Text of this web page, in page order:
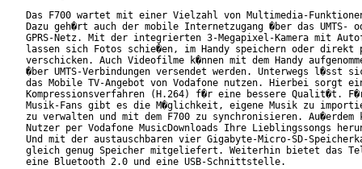
Das F700 wartet mit einer Vielzahl von Multimedia-
Dazu geh�rt auch der mobile Internetzugang �ber das UMTS-
GPRS-Netz. Mit der integrierten 3-Megapixel-Kamera mit
lassen sich Fotos schie�en, im Handy speichern oder direkt
verschicken. Auch Videofilme k�nnen mit dem Handy
�ber UMTS-Verbindungen versendet werden. Unterwegs l�sst
das Mobile TV-Angebot von Vodafone nutzen. Hierbei sorgt
Kompressionsverfahren (H.264) f�r eine bessere Qualit�t.
Musik-Fans gibt es die M�glichkeit, eigene Musik zu
zu verwalten und mit dem F700 zu synchronisieren. Au�erdem
Nutzer per Vodafone MusicDownloads Ihre Lieblingssongs
Und mit der austauschbaren vier Gigabyte-Micro-SD-
gleich genug Speicher mitgeliefert. Weiterhin bietet das
eine Bluetooth 2.0 und eine USB-Schnittstelle.